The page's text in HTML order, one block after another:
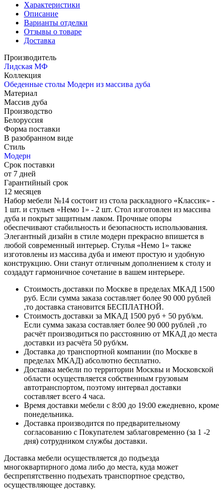
Характеристики
Описание
Варианты отделки
Отзывы о товаре
Доставка
Производитель
Лидская МФ
Коллекция
Обеденные столы Модерн из массива дуба
Материал
Массив дуба
Производство
Белоруссия
Форма поставки
В разобранном виде
Стиль
Модерн
Срок поставки
от 7 дней
Гарантийный срок
12 месяцев
Набор мебели №14 состоит из стола раскладного «Классик» -
1 шт. и стульев «Немо 1» - 2 шт. Стол изготовлен из массива
дуба и покрыт защитным лаком. Прочные опоры
обеспечивают стабильность и безопасность использования.
Элегантный дизайн в стиле модерн прекрасно впишется в
любой современный интерьер. Стулья «Немо 1» также
изготовлены из массива дуба и имеют простую и удобную
конструкцию. Они станут отличным дополнением к столу и
создадут гармоничное сочетание в вашем интерьере.
Стоимость доставки по Москве в пределах МКАД 1500
руб. Если сумма заказа составляет более 90 000 рублей
,то доставка становится БЕСПЛАТНОЙ.
Стоимость доставки за МКАД 1500 руб + 50 руб/км.
Если сумма заказа составляет более 90 000 рублей ,то
расчёт производиться по расстоянию от МКАД до места
доставки из расчёта 50 руб/км.
Доставка до транспортной компании (по Москве в
пределах МКАД) абсолютно бесплатно.
Доставка мебели по территории Москвы и Московской
области осуществляется собственным грузовым
автотранспортом, поэтому интервал доставки
составляет всего 4 часа.
Время доставки мебели с 8:00 до 19:00 ежедневно, кроме
понедельника.
Доставка производится по предварительному
согласованию с Покупателем заблаговременно (за 1 -2
дня) сотрудником службы доставки.
Доставка мебели осуществляется до подъезда
многоквартирного дома либо до места, куда может
беспрепятственно подъехать транспортное средство,
осуществляющее доставку.